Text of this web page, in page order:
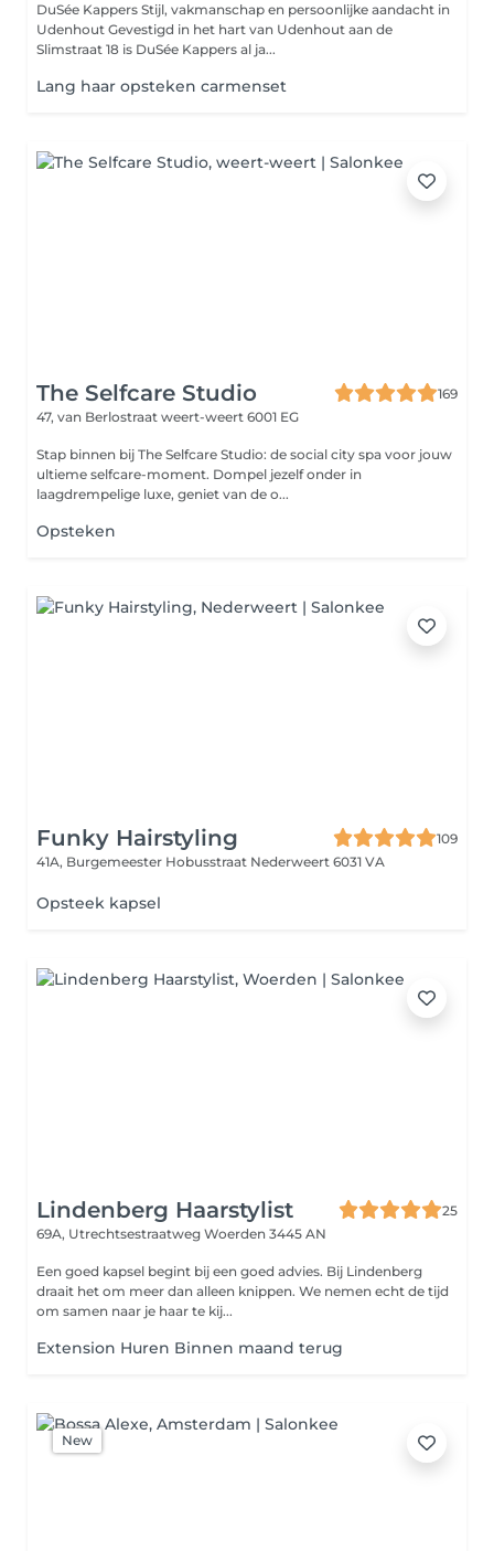
DuSée Kappers Stijl, vakmanschap en persoonlijke aandacht in
Udenhout Gevestigd in het hart van Udenhout aan de
Slimstraat 18 is DuSée Kappers al ja...
Lang haar opsteken carmenset
The Selfcare Studio
169
47, van Berlostraat weert-weert 6001 EG
Stap binnen bij The Selfcare Studio: de social city spa voor jouw
ultieme selfcare-moment. Dompel jezelf onder in
laagdrempelige luxe, geniet van de o...
Opsteken
Funky Hairstyling
109
41A, Burgemeester Hobusstraat Nederweert 6031 VA
Opsteek kapsel
Lindenberg Haarstylist
25
69A, Utrechtsestraatweg Woerden 3445 AN
Een goed kapsel begint bij een goed advies. Bij Lindenberg
draait het om meer dan alleen knippen. We nemen echt de tijd
om samen naar je haar te kij...
Extension Huren Binnen maand terug
New